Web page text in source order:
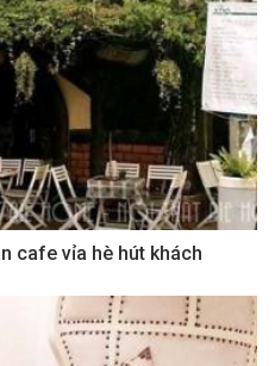
cafe vỉa hè hút khách